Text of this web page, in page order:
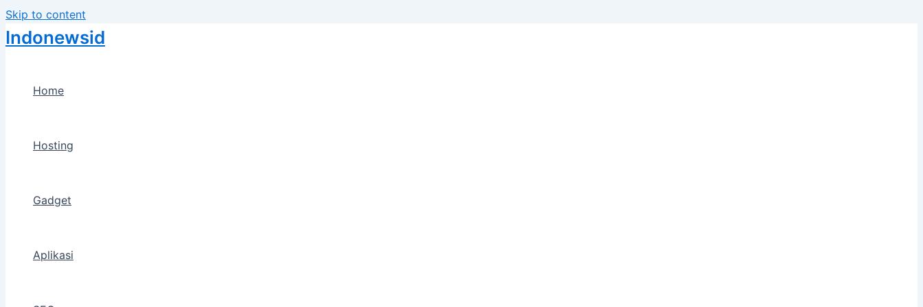
Skip to content
Indonewsid
Home
Hosting
Gadget
Aplikasi